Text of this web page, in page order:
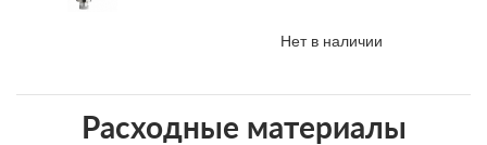
Нет в наличии
Расходные материалы